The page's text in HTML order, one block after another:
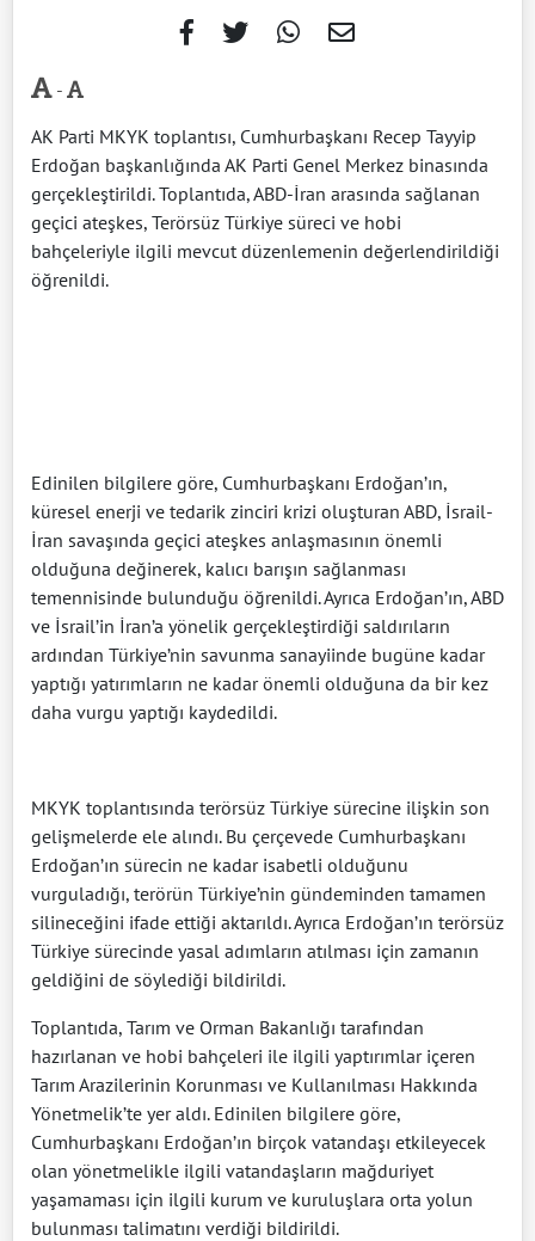
-
AK Parti MKYK toplantısı, Cumhurbaşkanı Recep Tayyip
Erdoğan başkanlığında AK Parti Genel Merkez binasında
gerçekleştirildi. Toplantıda, ABD-İran arasında sağlanan
geçici ateşkes, Terörsüz Türkiye süreci ve hobi
bahçeleriyle ilgili mevcut düzenlemenin değerlendirildiği
öğrenildi.
Edinilen bilgilere göre, Cumhurbaşkanı Erdoğan’ın,
küresel enerji ve tedarik zinciri krizi oluşturan ABD, İsrail-
İran savaşında geçici ateşkes anlaşmasının önemli
olduğuna değinerek, kalıcı barışın sağlanması
temennisinde bulunduğu öğrenildi. Ayrıca Erdoğan’ın, ABD
ve İsrail’in İran’a yönelik gerçekleştirdiği saldırıların
ardından Türkiye’nin savunma sanayiinde bugüne kadar
yaptığı yatırımların ne kadar önemli olduğuna da bir kez
daha vurgu yaptığı kaydedildi.
MKYK toplantısında terörsüz Türkiye sürecine ilişkin son
gelişmelerde ele alındı. Bu çerçevede Cumhurbaşkanı
Erdoğan’ın sürecin ne kadar isabetli olduğunu
vurguladığı, terörün Türkiye’nin gündeminden tamamen
silineceğini ifade ettiği aktarıldı. Ayrıca Erdoğan’ın terörsüz
Türkiye sürecinde yasal adımların atılması için zamanın
geldiğini de söylediği bildirildi.
Toplantıda, Tarım ve Orman Bakanlığı tarafından
hazırlanan ve hobi bahçeleri ile ilgili yaptırımlar içeren
Tarım Arazilerinin Korunması ve Kullanılması Hakkında
Yönetmelik’te yer aldı. Edinilen bilgilere göre,
Cumhurbaşkanı Erdoğan’ın birçok vatandaşı etkileyecek
olan yönetmelikle ilgili vatandaşların mağduriyet
yaşamaması için ilgili kurum ve kuruluşlara orta yolun
bulunması talimatını verdiği bildirildi.